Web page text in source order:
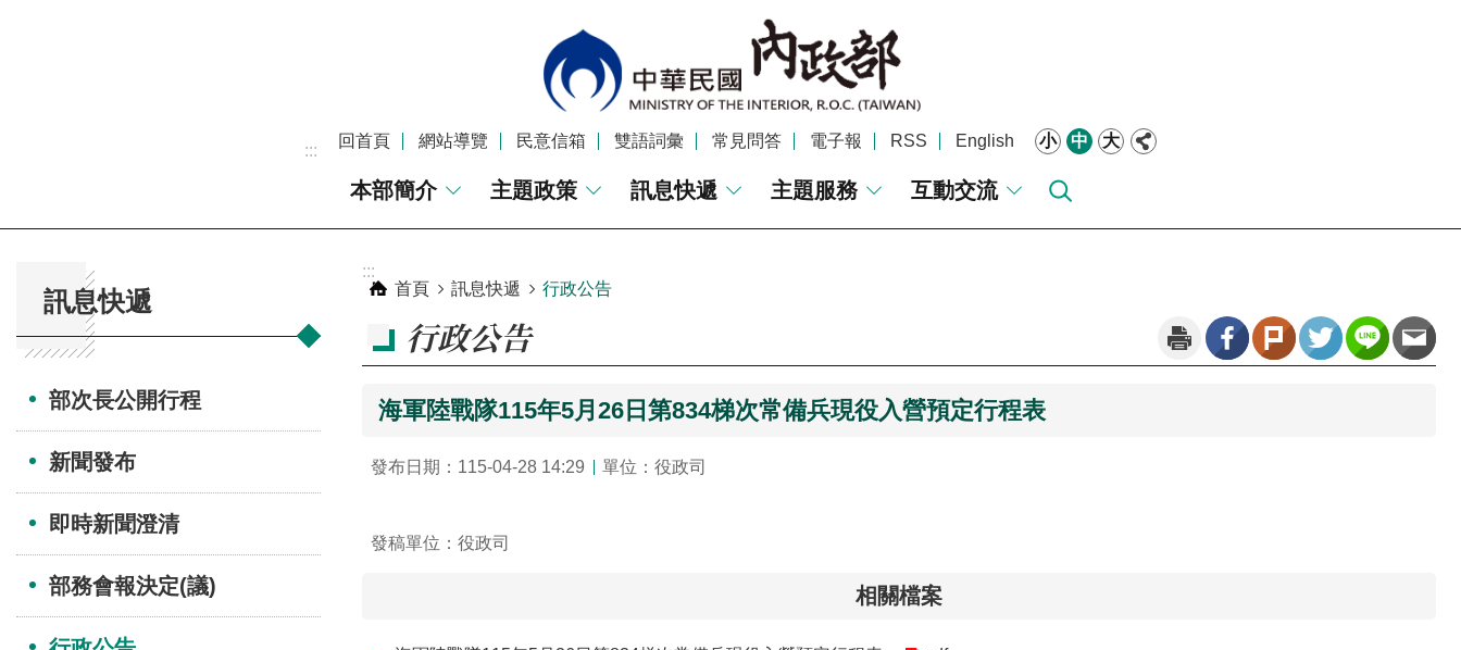
:::
回首頁 網站導覽 民意信箱 雙語詞彙 常見問答 電子報 RSS English 小 中 大
本部簡介 主題政策 訊息快遞 主題服務 互動交流
訊息快遞
部次長公開行程
新聞發布
即時新聞澄清
部務會報決定(議)
:::
首頁
訊息快遞 行政公告
行政公告
海軍陸戰隊115年5月26日第834梯次常備兵現役入營預定行程表
發布日期：115-04-28 14:29 單位：役政司
發稿單位：役政司
相關檔案